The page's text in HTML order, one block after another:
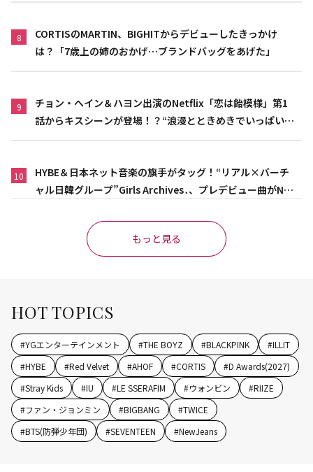
8
CORTISのMARTIN、BIGHITからデビューしたきっかけ
は？「7歳上の姉のおかげ…ブランドバッグをあげた」
9
チョン・ヘイン＆ハヨン出演のNetflix「恋は飴模様」第1
話からキスシーンが登場！？“浪漫とときめきでいっぱいの
10
HYBE＆日本ネット音楽の旗手がタッグ！“リアル×バーチ
ャル日韓グループ”Girls Archives․、プレデビュー曲がNet
もっと見る
HOT TOPICS
#YGエンターテインメント #THE BOYZ #BLACKPINK #ILLIT
#HYBE #Red Velvet #AHOF #CORTIS #D Awards(2027)
#Stray Kids #IU #LE SSERAFIM #ウォンビン #RIIZE
#ファン・ジョンミン #BIGBANG #TWICE
#BTS(防弾少年団) #SEVENTEEN #NewJeans